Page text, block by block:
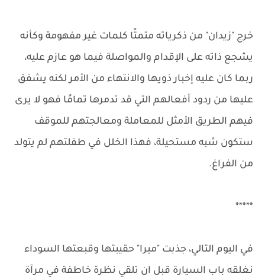
خرج "زيدان" من ذكرياته متمتًا كلمات غير مفهومة وكأنه
يشجع ذاته على الإقدام والمواصلة فيما هو عازم عليه،
ربما كان عليه إخبار ذويها والانتهاء من الأمر لكنه يشفق
عليها من ردود أفعالهم التي قد تدمرها تمامًا فهو لا يرى
فيهم الطريق الأمثل للمعاملة ومعالجتهم للموقف
ستكون شبه مستحيلة، فهذا الخلل في طفلتهم لم يتولد
من الفراغ.
*****
في اليوم التالي، جذبت "ميرا" حقيبتها وقبعتها السوداء
نغلقه باب السيارة قبل ان تلقي نظرة خاطفة في مرآة